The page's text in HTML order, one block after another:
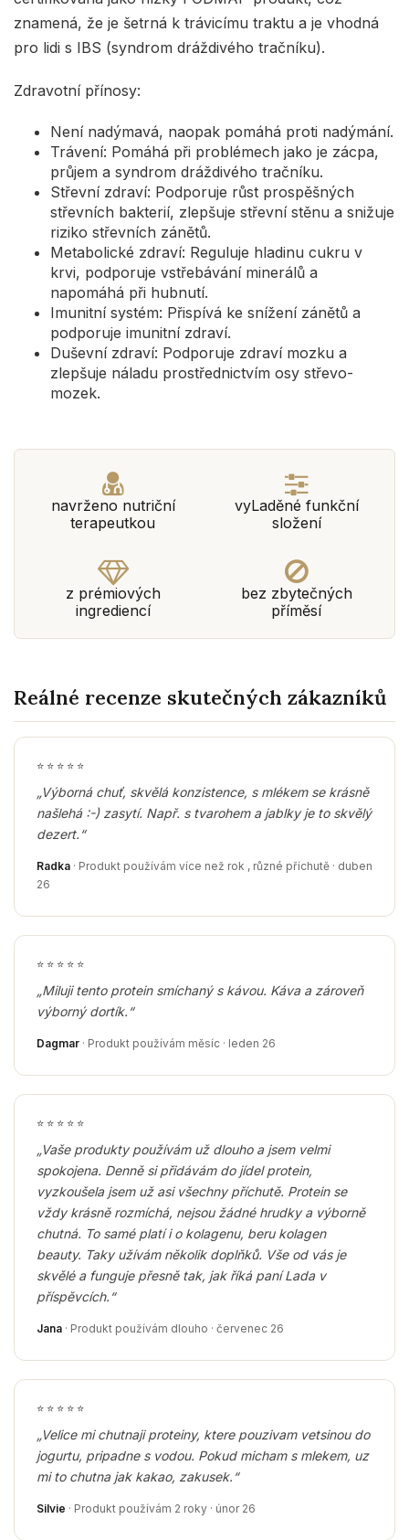
znamená, že je šetrná k trávicímu traktu a je vhodná
pro lidi s IBS (syndrom dráždivého tračníku).
Zdravotní přínosy:
Není nadýmavá, naopak pomáhá proti nadýmání.
Trávení: Pomáhá při problémech jako je zácpa,
průjem a syndrom dráždivého tračníku.
Střevní zdraví: Podporuje růst prospěšných
střevních bakterií, zlepšuje střevní stěnu a snižuje
riziko střevních zánětů.
Metabolické zdraví: Reguluje hladinu cukru v
krvi, podporuje vstřebávání minerálů a
napomáhá při hubnutí.
Imunitní systém: Přispívá ke snížení zánětů a
podporuje imunitní zdraví.
Duševní zdraví: Podporuje zdraví mozku a
zlepšuje náladu prostřednictvím osy střevo-
mozek.
navrženo nutriční
terapeutkou
vyLaděné funkční
složení
z prémiových
ingrediencí
bez zbytečných
příměsí
Reálné recenze skutečných zákazníků
⭐ ⭐ ⭐ ⭐ ⭐
„Výborná chuť, skvělá konzistence, s mlékem se krásně
našlehá :-) zasytí. Např. s tvarohem a jablky je to skvělý
dezert.“
Radka · Produkt používám více než rok , různé příchutě · duben
26
⭐ ⭐ ⭐ ⭐ ⭐
„Miluji tento protein smíchaný s kávou. Káva a zároveň
výborný dortík.“
Dagmar · Produkt používám měsíc · leden 26
⭐ ⭐ ⭐ ⭐ ⭐
„Vaše produkty používám už dlouho a jsem velmi
spokojena. Denně si přidávám do jídel protein,
vyzkoušela jsem už asi všechny příchutě. Protein se
vždy krásně rozmíchá, nejsou žádné hrudky a výborně
chutná. To samé platí i o kolagenu, beru kolagen
beauty. Taky užívám několik doplňků. Vše od vás je
skvělé a funguje přesně tak, jak říká paní Lada v
příspěvcích.“
Jana · Produkt používám dlouho · červenec 26
⭐ ⭐ ⭐ ⭐ ⭐
„Velice mi chutnaji proteiny, ktere pouzivam vetsinou do
jogurtu, pripadne s vodou. Pokud micham s mlekem, uz
mi to chutna jak kakao, zakusek.“
Silvie · Produkt používám 2 roky · únor 26